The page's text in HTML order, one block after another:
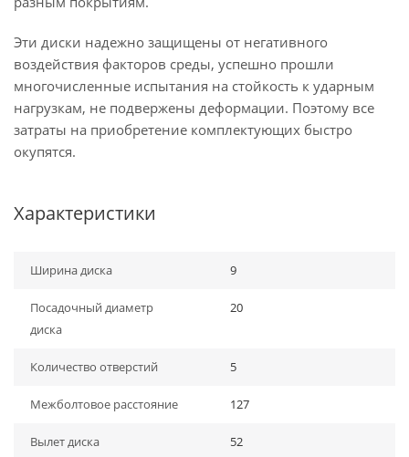
Эти диски надежно защищены от негативного
воздействия факторов среды, успешно прошли
многочисленные испытания на стойкость к ударным
нагрузкам, не подвержены деформации. Поэтому все
затраты на приобретение комплектующих быстро
окупятся.
Характеристики
Ширина диска 9
Посадочный диаметр
диска
20
Количество отверстий 5
Межболтовое расстояние 127
Вылет диска 52